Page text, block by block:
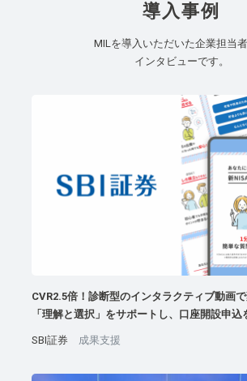
導入事例
MILを導入いただいた企業担当
インタビューです。
CVR2.5倍！診断型のインタラクティブ動画
「理解と選択」をサポートし、口座開設申込
SBI証券 成果支援